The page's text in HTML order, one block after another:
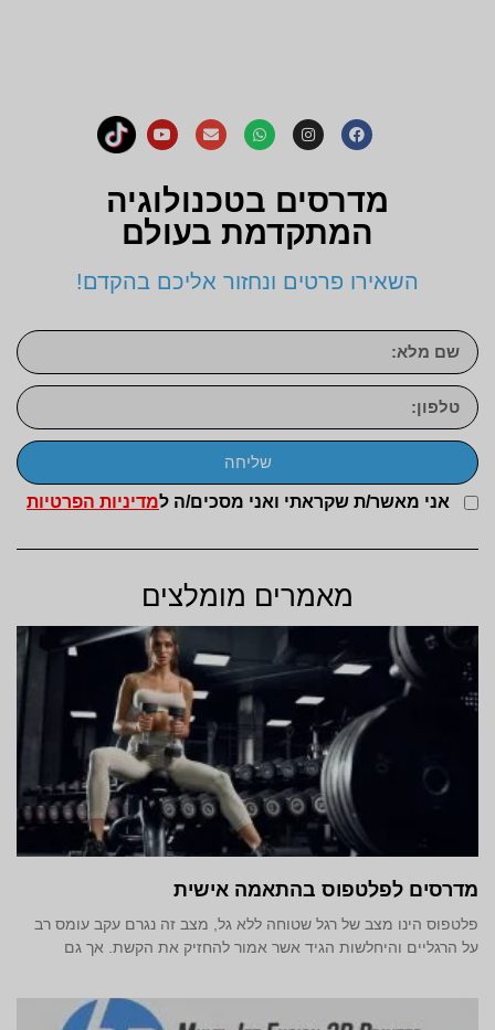
מדרסים בטכנולוגיה
המתקדמת בעולם
השאירו פרטים ונחזור אליכם בהקדם!
אני מאשר/ת שקראתי ואני מסכים/ה למדיניות הפרטיות
שליחה
מאמרים מומלצים
מדרסים לפלטפוס בהתאמה אישית
פלטפוס הינו מצב של רגל שטוחה ללא גל, מצב זה נגרם עקב עומס רב
על הרגליים והיחלשות הגיד אשר אמור להחזיק את הקשת. אך גם